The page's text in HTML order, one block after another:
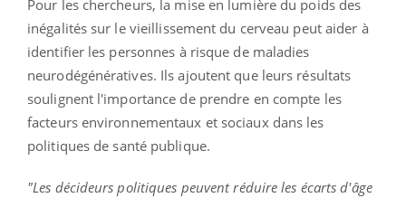
Pour les chercheurs, la mise en lumière du poids des
inégalités sur le vieillissement du cerveau peut aider à
identifier les personnes à risque de maladies
neurodégénératives. Ils ajoutent que leurs résultats
soulignent l'importance de prendre en compte les
facteurs environnementaux et sociaux dans les
politiques de santé publique.
"Les décideurs politiques peuvent réduire les écarts d'âge